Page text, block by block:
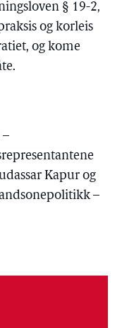
§ 19-2,
og korleis
og kome
–
Kapur og
–